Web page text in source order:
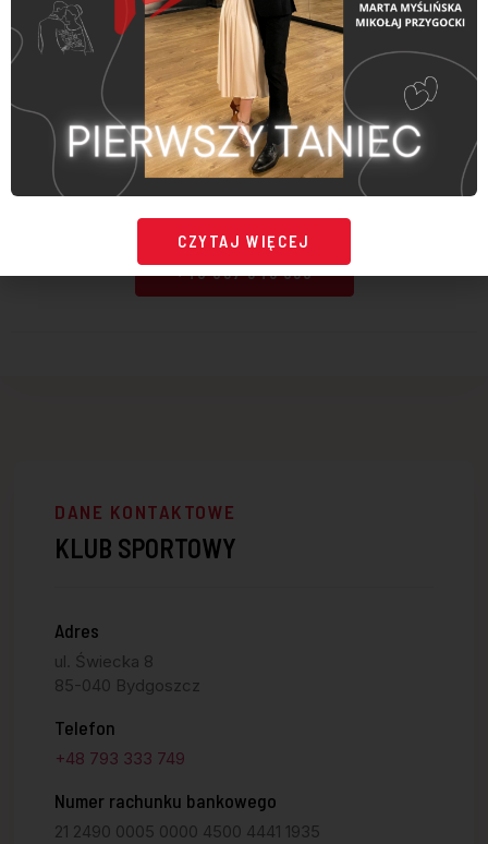
Obozy z DANCE ACADEMY to taniec, dobra
zabawa, nauka samodzielności, rozwój i
odpoczynek w jednym.
MASZ PYTANIA? ZADZWOŃ
DO NAS!
+48 697 949 696
DANE KONTAKTOWE
KLUB SPORTOWY
Adres
ul. Świecka 8
85-040 Bydgoszcz
Telefon
+48 793 333 749
Numer rachunku bankowego
21 2490 0005 0000 4500 4441 1935
CZYTAJ WIĘCEJ